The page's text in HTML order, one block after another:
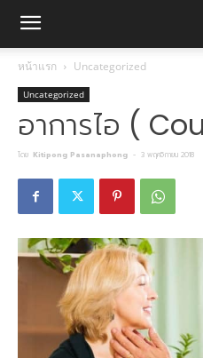
หน้าแรก Uncategorized
Uncategorized
อาการไอ (
โดย Kitipong Pasanaphong - 3 พฤศจิกายน 2018